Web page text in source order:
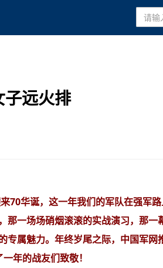
子远火排
70华诞，这一年我们的军队在强军路
那一场场硝烟滚滚的实战演习，那一
属魅力。年终岁尾之际，中国军网
年的战友们致敬！